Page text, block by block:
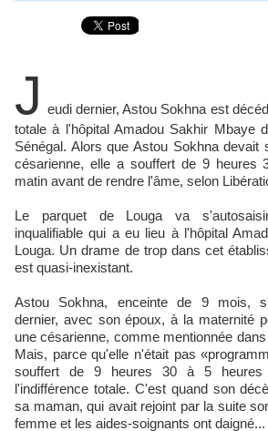
J eudi dernier, Astou Sokhna est
totale à l'hôpital Amadou Sakhir Mbaye
Sénégal. Alors que Astou Sokhna devait
césarienne, elle a souffert de 9 heures
matin avant de rendre l'âme, selon
Le parquet de Louga va
inqualifiable qui a eu lieu à l'hôpital
Louga. Un drame de trop dans cet
est quasi-inexistant.
Astou Sokhna, enceinte de 9 mois,
dernier, avec son époux, à la maternité
une césarienne, comme mentionnée
Mais, parce qu'elle n'était pas
souffert de 9 heures 30 à 5
l'indifférence totale. C'est quand son
sa maman, qui avait rejoint par la suite
femme et les aides-soignants ont